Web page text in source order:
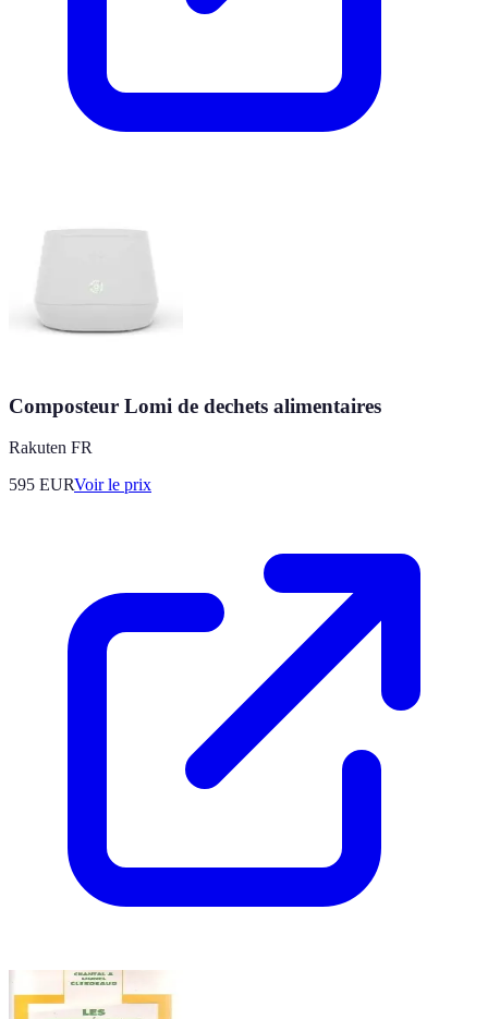
Composteur Lomi de dechets alimentaires
Rakuten FR
595 EURVoir le prix